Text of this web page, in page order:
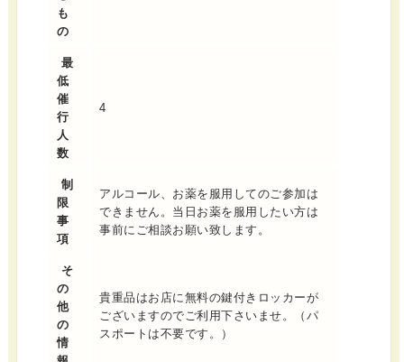
も
の
最
低
催
行
人
数
4
制
限
事
項
アルコール、お薬を服用してのご参加は
できません。当日お薬を服用したい方は
事前にご相談お願い致します。
そ
の
他
の
情
貴重品はお店に無料の鍵付きロッカーが
ございますのでご利用下さいませ。（パ
スポートは不要です。）